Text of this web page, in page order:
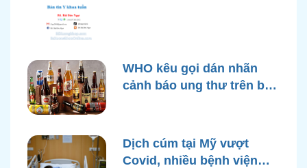
WHO kêu gọi dán nhãn
cảnh báo ung thư trên bao
Dịch cúm tại Mỹ vượt
Covid, nhiều bệnh viện